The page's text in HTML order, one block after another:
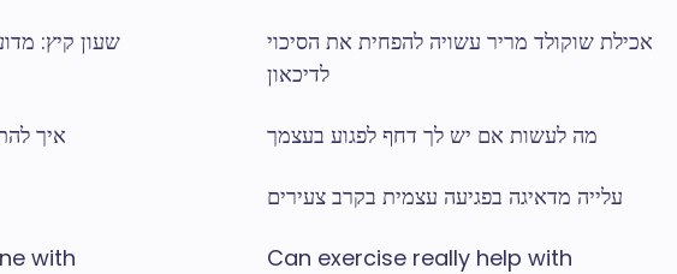
שעון קיץ:
איך
with
אכילת שוקולד מריר עשויה להפחית את הסיכוי
לדיכאון
מה לעשות אם יש לך דחף לפגוע בעצמך
עלייה מדאיגה בפגיעה עצמית בקרב צעירים
Can exercise really help with